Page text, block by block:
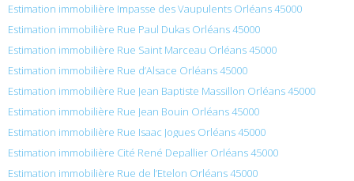
Estimation immobilière Impasse des Vaupulents Orléans 45000
Estimation immobilière Rue Paul Dukas Orléans 45000
Estimation immobilière Rue Saint Marceau Orléans 45000
Estimation immobilière Rue d’Alsace Orléans 45000
Estimation immobilière Rue Jean Baptiste Massillon Orléans 45000
Estimation immobilière Rue Jean Bouin Orléans 45000
Estimation immobilière Rue Isaac Jogues Orléans 45000
Estimation immobilière Cité René Depallier Orléans 45000
Estimation immobilière Rue de l’Etelon Orléans 45000